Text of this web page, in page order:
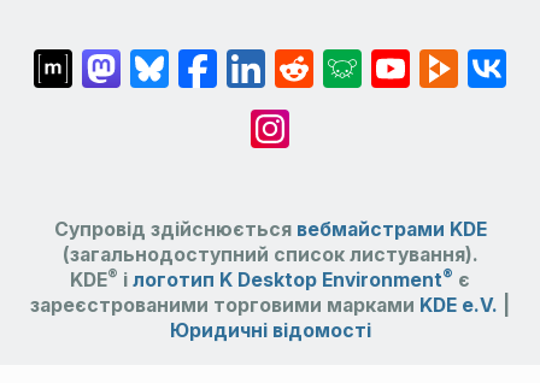
Супровід здійснюється вебмайстрами KDE
(загальнодоступний список листування).
KDE® і логотип K Desktop Environment® є
зареєстрованими торговими марками KDE e.V.
Юридичні відомості